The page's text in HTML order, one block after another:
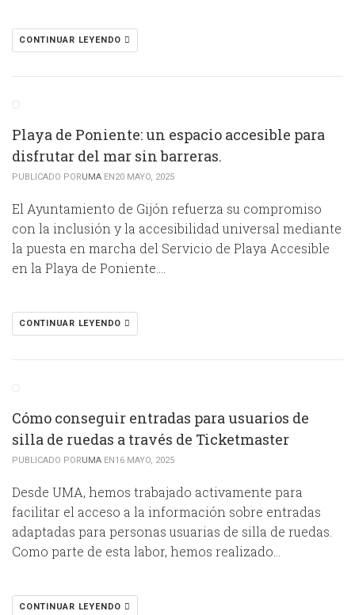
CONTINUAR LEYENDO
Playa de Poniente: un espacio accesible para
disfrutar del mar sin barreras.
PUBLICADO PORUMA EN20 MAYO, 2025
El Ayuntamiento de Gijón refuerza su compromiso
con la inclusión y la accesibilidad universal mediante
la puesta en marcha del Servicio de Playa Accesible
en la Playa de Poniente….
CONTINUAR LEYENDO
Cómo conseguir entradas para usuarios de
silla de ruedas a través de Ticketmaster
PUBLICADO PORUMA EN16 MAYO, 2025
Desde UMA, hemos trabajado activamente para
facilitar el acceso a la información sobre entradas
adaptadas para personas usuarias de silla de ruedas.
Como parte de esta labor, hemos realizado…
CONTINUAR LEYENDO